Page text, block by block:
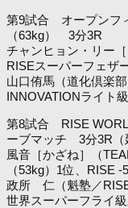
第9試合 オープンフ
（63kg） 3分3R
チャンヒョン・リー
RISEスーパーフェザ
山口侑馬（道化倶楽
INNOVATIONライト
第8試合 RISE
ーブマッチ 3分3R（
風音［かざね］（
（53kg）1位、RISE
政所 仁（魁塾／
世界スーパーフライ